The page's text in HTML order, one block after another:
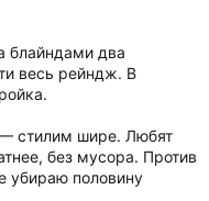
блайндами два
весь рейндж. В
стилим шире. Любят
без мусора. Против
убираю половину